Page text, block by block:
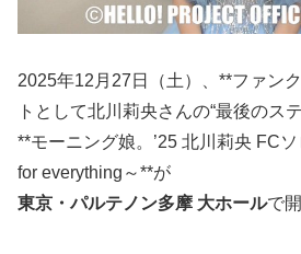
2025年12月27日（土）、**ファン
トとして北川莉央さんの“最後のス
**モーニング娘。’25 北川莉央 FC
for everything～**が
東京・パルテノン多摩 大ホールで